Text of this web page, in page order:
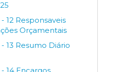
12 Responsaveis
Orçamentais
13 Resumo Diário